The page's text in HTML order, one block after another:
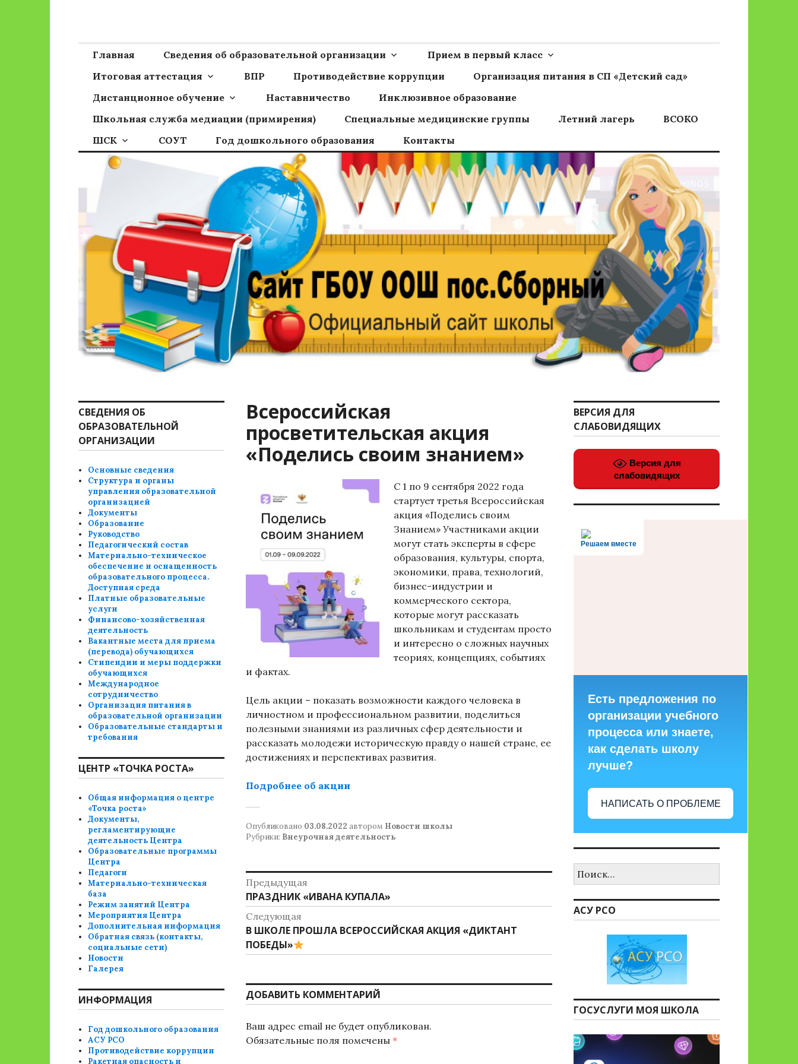
Сайт ГБОУ ООШ пос.Сборный
Главная Сведения об образовательной организации
Прием в первый класс
Итоговая аттестация
ВПР Противодействие коррупции
Организация питания в СП «Детский сад»
Дистанционное обучение
Наставничество
Инклюзивное образование
Школьная служба медиации (примирения)
Специальные медицинские группы Летний лагерь
ВСОКО
ШСК
СОУТ Год дошкольного образования Контакты
Всероссийская
просветительская акция
«Поделись своим знанием»
С 1 по 9 сентября 2022 года
стартует третья Всероссийская
акция «Поделись своим
Знанием» Участниками акции
могут стать эксперты в сфере
образования, культуры, спорта,
экономики, права, технологий,
бизнес-индустрии и
коммерческого сектора,
которые могут рассказать
школьникам и студентам просто
и интересно о сложных научных
теориях, концепциях, событиях
и фактах.
Цель акции – показать возможности каждого человека в
личностном и профессиональном развитии, поделиться
полезными знаниями из различных сфер деятельности и
рассказать молодежи историческую правду о нашей стране, ее
достижениях и перспективах развития.
Подробнее об акции
Опубликовано 03.08.2022 автором Новости школы
Рубрики: Внеурочная деятельность
Навигация
по
записям
Предыдущая
Предыдущая
запись:
ПРАЗДНИК «ИВАНА КУПАЛА»
Следующая
Следующая
запись:
В ШКОЛЕ ПРОШЛА ВСЕРОССИЙСКАЯ АКЦИЯ «ДИКТАНТ
ПОБЕДЫ»
ДОБАВИТЬ КОММЕНТАРИЙ
Ваш адрес email не будет опубликован.
Обязательные поля помечены *
СВЕДЕНИЯ ОБ
ОБРАЗОВАТЕЛЬНОЙ
ОРГАНИЗАЦИИ
Основные сведения
Структура и органы
управления образовательной
организацией
Документы
Образование
Руководство
Педагогический состав
Материально-техническое
обеспечение и оснащенность
образовательного процесса.
Доступная среда
Платные образовательные
услуги
Финансово-хозяйственная
деятельность
Вакантные места для приема
(перевода) обучающихся
Стипендии и меры поддержки
обучающихся
Международное
сотрудничество
Организация питания в
образовательной организации
Образовательные стандарты и
требования
ЦЕНТР «ТОЧКА РОСТА»
Общая информация о центре
«Точка роста»
Документы,
регламентирующие
деятельность Центра
Образовательные программы
Центра
Педагоги
Материально-техническая
база
Режим занятий Центра
Мероприятия Центра
Дополнительная информация
Обратная связь (контакты,
социальные сети)
Новости
Галерея
ИНФОРМАЦИЯ
Год дошкольного образования
АСУ РСО
Противодействие коррупции
Ракетная опасность и
ВЕРСИЯ ДЛЯ
СЛАБОВИДЯЩИХ
Версия для
слабовидящих
Решаем вместе
Есть предложения по
организации учебного
процесса или знаете,
как сделать школу
лучше?
НАПИСАТЬ О ПРОБЛЕМЕ
АСУ РСО
ГОСУСЛУГИ МОЯ ШКОЛА